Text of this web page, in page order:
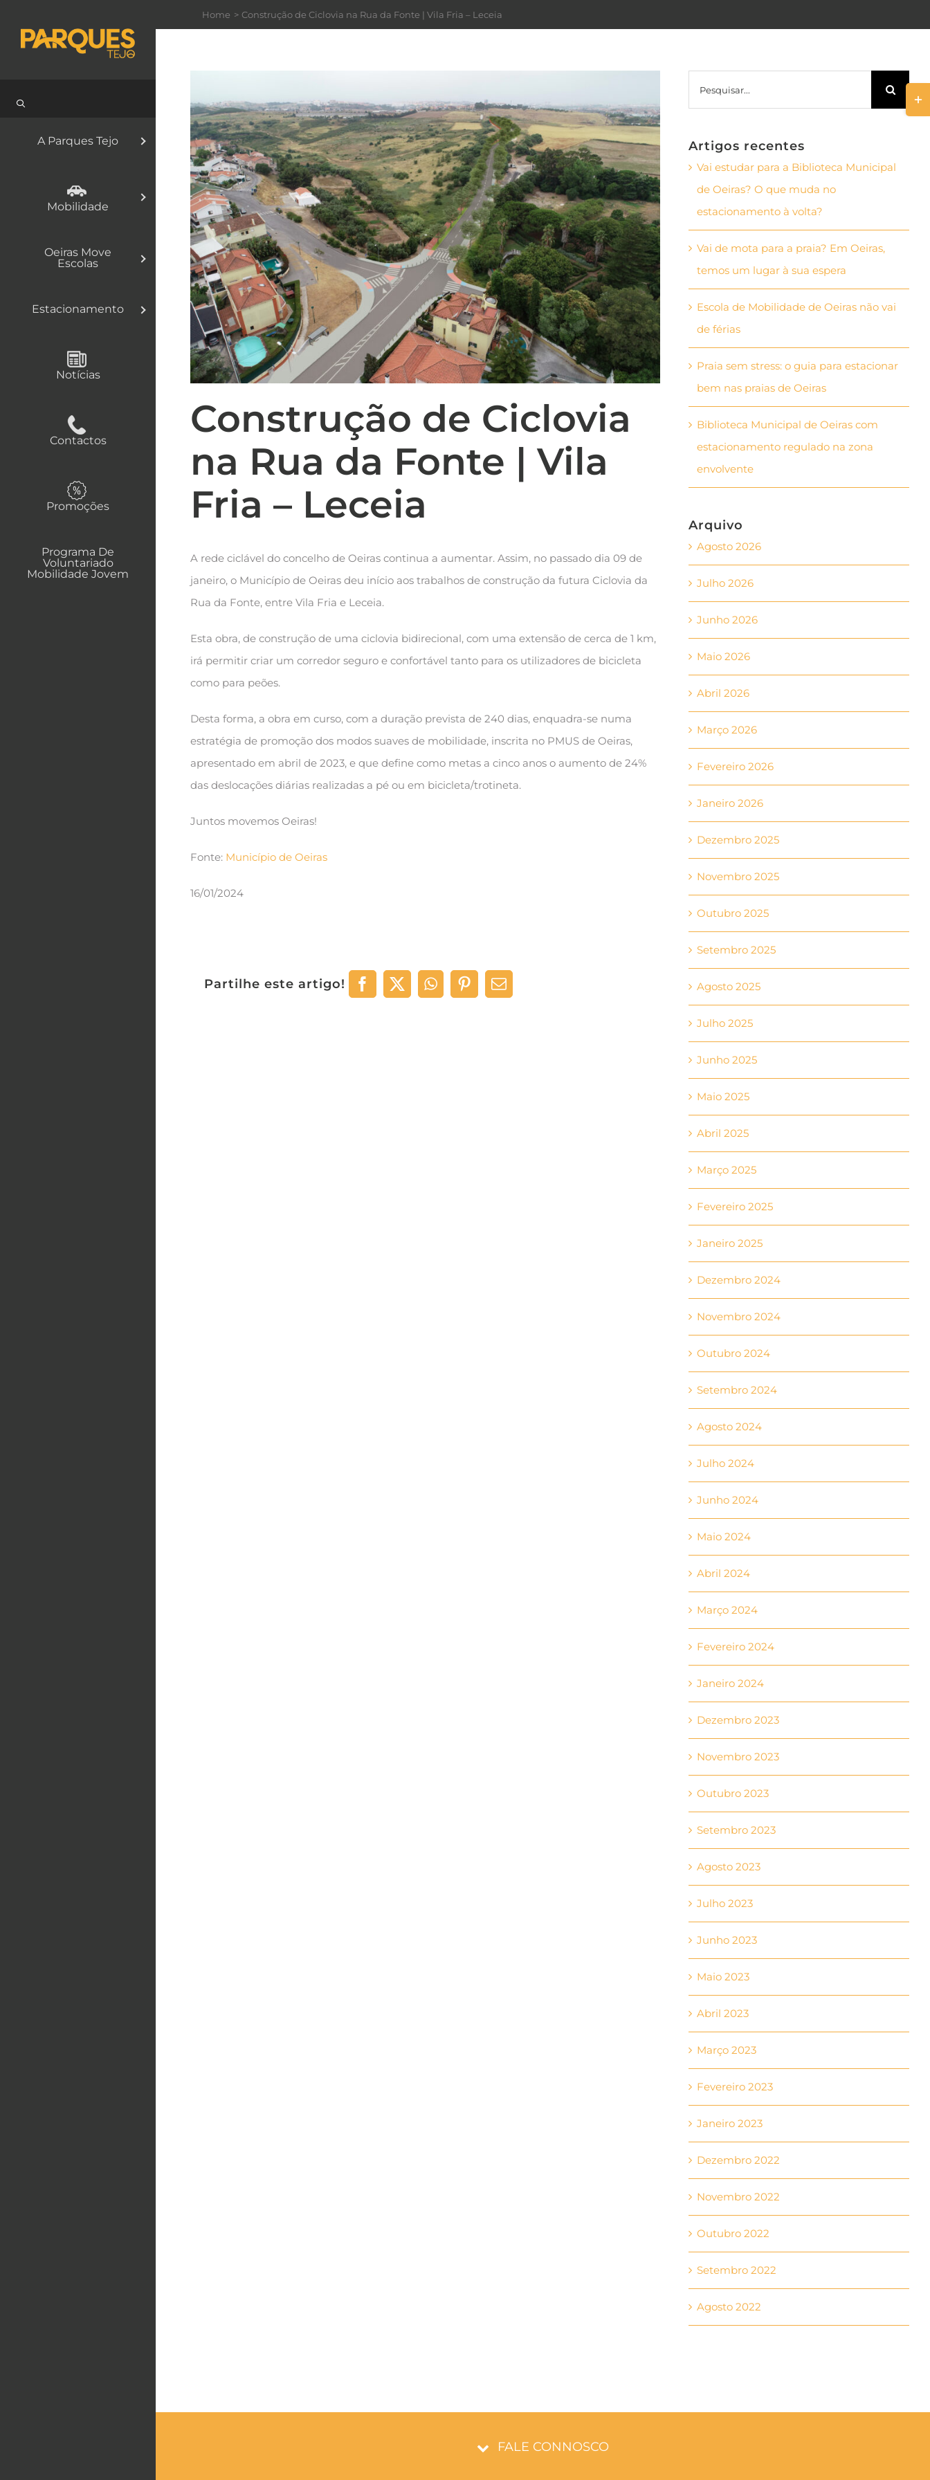
A Parques Tejo
Mobilidade
Oeiras Move
Escolas
Estacionamento
Notícias
Contactos
Promoções
Programa De
Voluntariado
Mobilidade Jovem
to
Home Construção de Ciclovia na Rua da Fonte | Vila Fria – Leceia
Construção de Ciclovia
na Rua da Fonte | Vila
Fria – Leceia
A rede ciclável do concelho de Oeiras continua a aumentar. Assim, no passado dia 09 de
janeiro, o Município de Oeiras deu início aos trabalhos de construção da futura Ciclovia da
Rua da Fonte, entre Vila Fria e Leceia.
Esta obra, de construção de uma ciclovia bidirecional, com uma extensão de cerca de 1 km,
irá permitir criar um corredor seguro e confortável tanto para os utilizadores de bicicleta
como para peões.
Desta forma, a obra em curso, com a duração prevista de 240 dias, enquadra-se numa
estratégia de promoção dos modos suaves de mobilidade, inscrita no PMUS de Oeiras,
apresentado em abril de 2023, e que define como metas a cinco anos o aumento de 24%
das deslocações diárias realizadas a pé ou em bicicleta/trotineta.
Juntos movemos Oeiras!
Fonte: Município de Oeiras
16/01/2024
Partilhe este artigo!
Artigos recentes
Vai estudar para a Biblioteca Municipal
de Oeiras? O que muda no
estacionamento à volta?
Vai de mota para a praia? Em Oeiras,
temos um lugar à sua espera
Escola de Mobilidade de Oeiras não vai
de férias
Praia sem stress: o guia para estacionar
bem nas praias de Oeiras
Biblioteca Municipal de Oeiras com
estacionamento regulado na zona
envolvente
Arquivo
Agosto 2026
Julho 2026
Junho 2026
Maio 2026
Abril 2026
Março 2026
Fevereiro 2026
Janeiro 2026
Dezembro 2025
Novembro 2025
Outubro 2025
Setembro 2025
Agosto 2025
Julho 2025
Junho 2025
Maio 2025
Abril 2025
Março 2025
Fevereiro 2025
Janeiro 2025
Dezembro 2024
Novembro 2024
Outubro 2024
Setembro 2024
Agosto 2024
Julho 2024
Junho 2024
Maio 2024
Abril 2024
Março 2024
Fevereiro 2024
Janeiro 2024
Dezembro 2023
Novembro 2023
Outubro 2023
Setembro 2023
Agosto 2023
Julho 2023
Junho 2023
Maio 2023
Abril 2023
Março 2023
Fevereiro 2023
Janeiro 2023
Dezembro 2022
Novembro 2022
Outubro 2022
Setembro 2022
Agosto 2022
FALE CONNOSCO